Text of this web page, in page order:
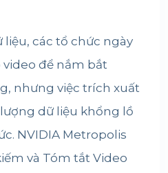
các tổ chức ngày
để nắm bắt
nhưng việc trích xuất
dữ liệu khổng lồ
NVIDIA Metropolis
và Tóm tắt Video